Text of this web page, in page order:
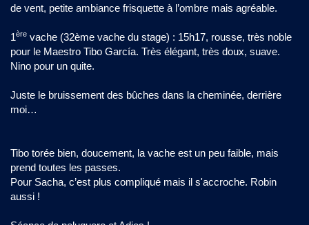
de vent, petite ambiance frisquette à l’ombre mais agréable.
1ère vache (32ème vache du stage) : 15h17, rousse, très noble
pour le Maestro Tibo García. Très élégant, très doux, suave.
Nino pour un quite.
Juste le bruissement des bûches dans la cheminée, derrière
moi…
Tibo torée bien, doucement, la vache est un peu faible, mais
prend toutes les passes.
Pour Sacha, c’est plus compliqué mais il s'accroche. Robin
aussi !